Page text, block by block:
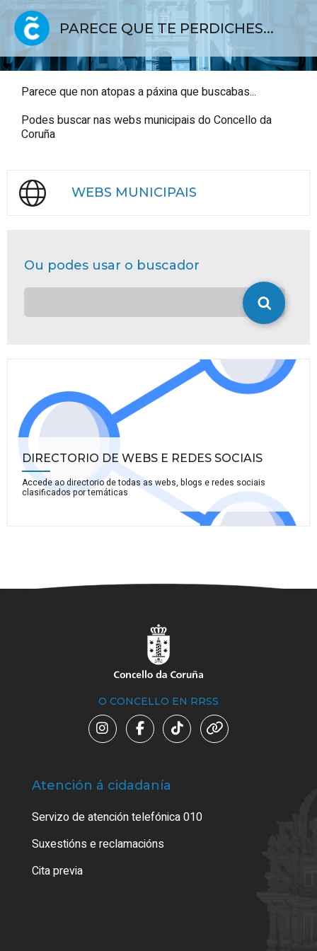
PARECE QUE TE PERDICHES...
Parece que non atopas a páxina que buscabas...
Podes buscar nas webs municipais do Concello da
Coruña
WEBS MUNICIPAIS
Ou podes usar o buscador
DIRECTORIO DE WEBS E REDES SOCIAIS
Accede ao directorio de todas as webs, blogs e redes sociais
clasificados por temáticas
O CONCELLO EN RRSS
Atención á cidadanía
Servizo de atención telefónica 010
Suxestións e reclamacións
Cita previa